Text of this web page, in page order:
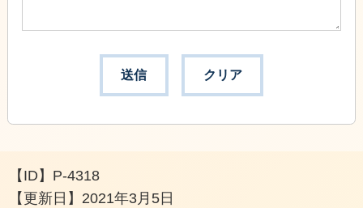
【ID】 P-4318
【更新日】 2021年3月5日